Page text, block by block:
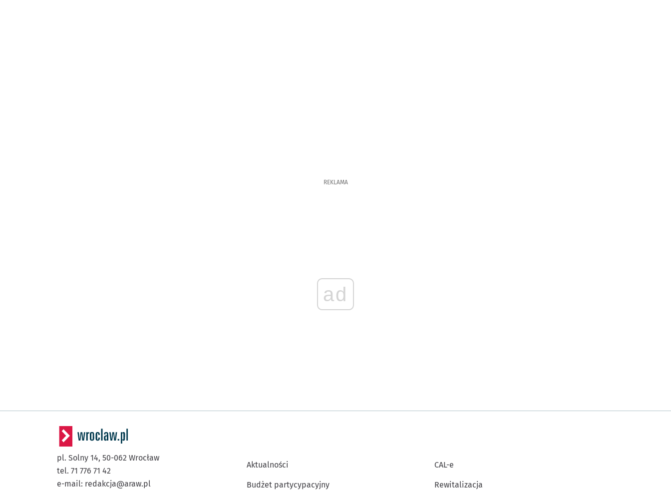
REKLAMA
ad
pl. Solny 14, 50-062 Wrocław
tel. 71 776 71 42
e-mail: redakcja@araw.pl
Aktualności
Budżet partycypacyjny
CAL-e
Rewitalizacja